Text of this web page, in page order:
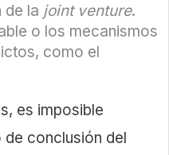
de la joint venture.
o los mecanismos
como el
es imposible
conclusión del